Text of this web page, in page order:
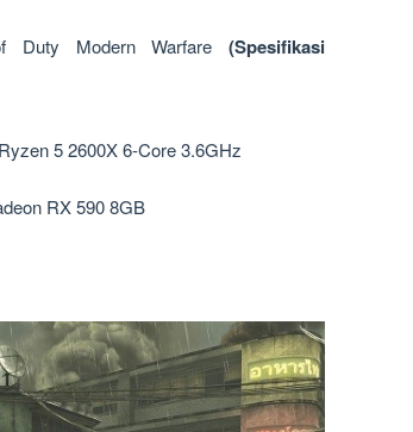
Duty Modern Warfare (Spesifikasi
5 2600X 6-Core 3.6GHz
RX 590 8GB